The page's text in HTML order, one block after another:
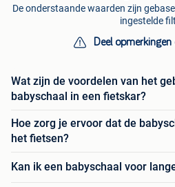
De onderstaande waarden zijn
ingestelde
Deel opmerkingen
Wat zijn de voordelen van het
babyschaal in een fietskar?
Hoe zorg je ervoor dat de
het fietsen?
Kan ik een babyschaal voor